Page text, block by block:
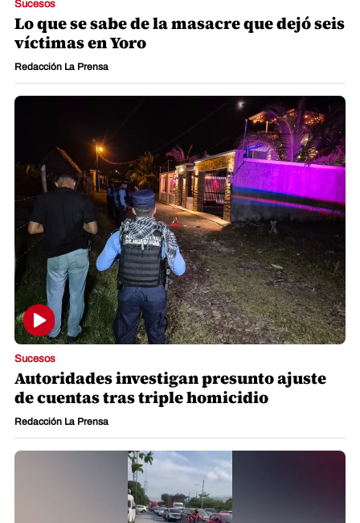
Sucesos
Lo que se sabe de la masacre que dejó seis
víctimas en Yoro
Redacción La Prensa
Sucesos
Autoridades investigan presunto ajuste
de cuentas tras triple homicidio
Redacción La Prensa